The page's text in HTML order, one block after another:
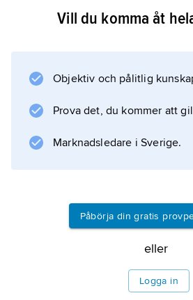
Information om
Vill du komma åt
Objektiv och pålitlig
Prova det, du kommer att
Marknadsledare i Sverige.
Påbörja din gratis
eller
Logga in